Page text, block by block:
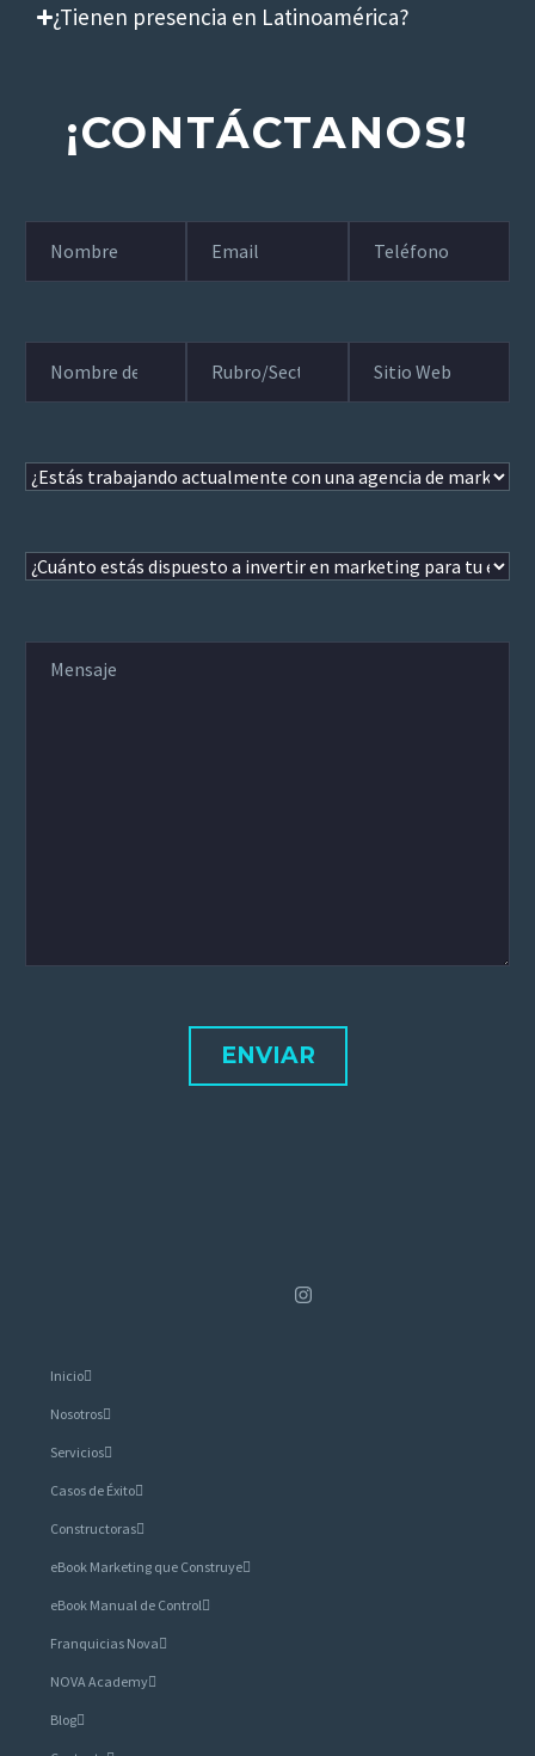
¿Tienen presencia en Latinoamérica?
¡CONTÁCTANOS!
Inicio
Nosotros
Servicios
Casos de Éxito
Constructoras
eBook Marketing que Construye
eBook Manual de Control
Franquicias Nova
NOVA Academy
Blog